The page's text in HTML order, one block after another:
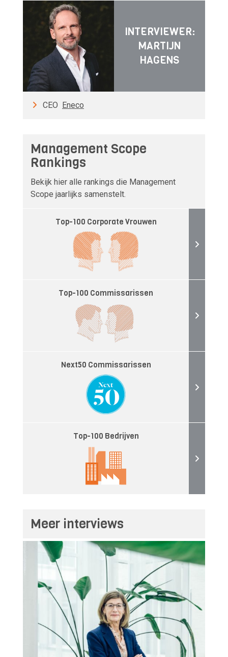
INTERVIEWER:
MARTIJN
HAGENS
CEO Eneco
Management Scope
Rankings
Bekijk hier alle rankings die Management
Scope jaarlijks samenstelt.
Top-100 Corporate Vrouwen
Top-100 Commissarissen
Next50 Commissarissen
Top-100 Bedrijven
Meer interviews